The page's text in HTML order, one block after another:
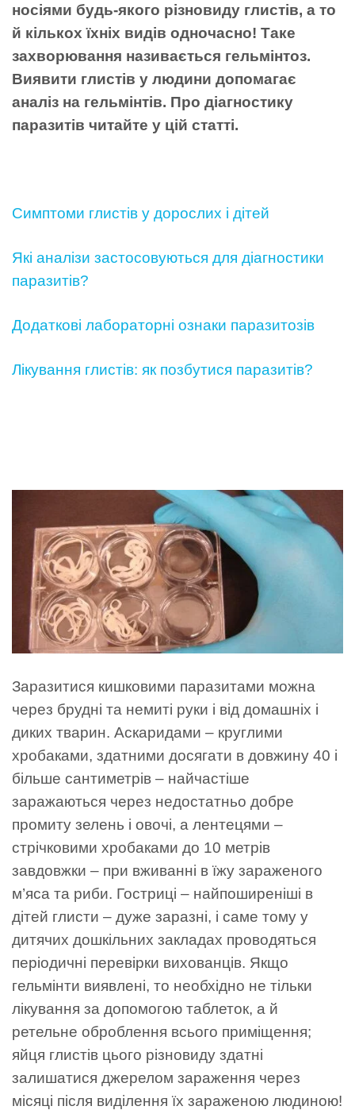
носіями будь-якого різновиду глистів, а то
й кількох їхніх видів одночасно! Таке
захворювання називається гельмінтоз.
Виявити глистів у людини допомагає
аналіз на гельмінтів. Про діагностику
паразитів читайте у цій статті.
Симптоми глистів у дорослих і дітей
Які аналізи застосовуються для діагностики
паразитів?
Додаткові лабораторні ознаки паразитозів
Лікування глистів: як позбутися паразитів?
Заразитися кишковими паразитами можна
через брудні та немиті руки і від домашніх і
диких тварин. Аскаридами – круглими
хробаками, здатними досягати в довжину 40 і
більше сантиметрів – найчастіше
заражаються через недостатньо добре
промиту зелень і овочі, а лентецями –
стрічковими хробаками до 10 метрів
завдовжки – при вживанні в їжу зараженого
м’яса та риби. Гостриці – найпоширеніші в
дітей глисти – дуже заразні, і саме тому у
дитячих дошкільних закладах проводяться
періодичні перевірки вихованців. Якщо
гельмінти виявлені, то необхідно не тільки
лікування за допомогою таблеток, а й
ретельне оброблення всього приміщення;
яйця глистів цього різновиду здатні
залишатися джерелом зараження через
місяці після виділення їх зараженою людиною!